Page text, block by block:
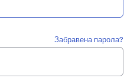
Забравена парола?